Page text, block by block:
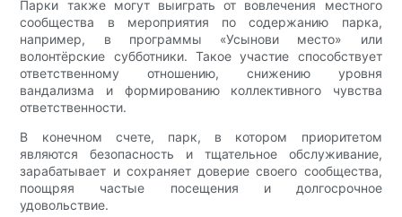
Парки также могут выиграть от вовлечения местного
сообщества в мероприятия по содержанию парка,
например, в программы «Усынови место» или
волонтёрские субботники. Такое участие способствует
ответственному отношению, снижению уровня
вандализма и формированию коллективного чувства
ответственности.
В конечном счете, парк, в котором приоритетом
являются безопасность и тщательное обслуживание,
зарабатывает и сохраняет доверие своего сообщества,
поощряя частые посещения и долгосрочное
удовольствие.